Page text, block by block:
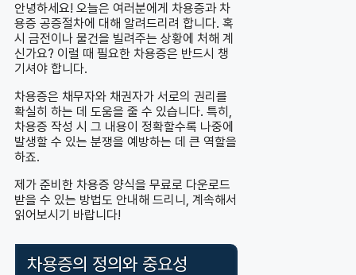
안녕하세요! 오늘은 여러분에게 차용증과 차
용증 공증절차에 대해 알려드리려 합니다. 혹
시 금전이나 물건을 빌려주는 상황에 처해 계
신가요? 이럴 때 필요한 차용증은 반드시 챙
기셔야 합니다.
차용증은 채무자와 채권자가 서로의 권리를
확실히 하는 데 도움을 줄 수 있습니다. 특히,
차용증 작성 시 그 내용이 정확할수록 나중에
발생할 수 있는 분쟁을 예방하는 데 큰 역할을
하죠.
제가 준비한 차용증 양식을 무료로 다운로드
받을 수 있는 방법도 안내해 드리니, 계속해서
읽어보시기 바랍니다!
차용증의 정의와 중요성